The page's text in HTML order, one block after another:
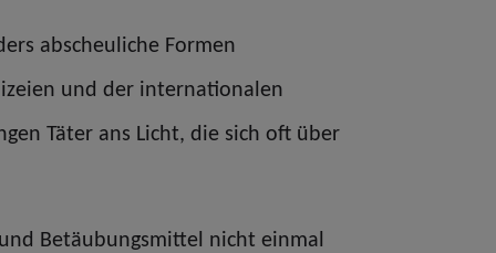
abscheuliche Formen
und der internationalen
Täter ans Licht, die sich oft über
Betäubungsmittel nicht einmal